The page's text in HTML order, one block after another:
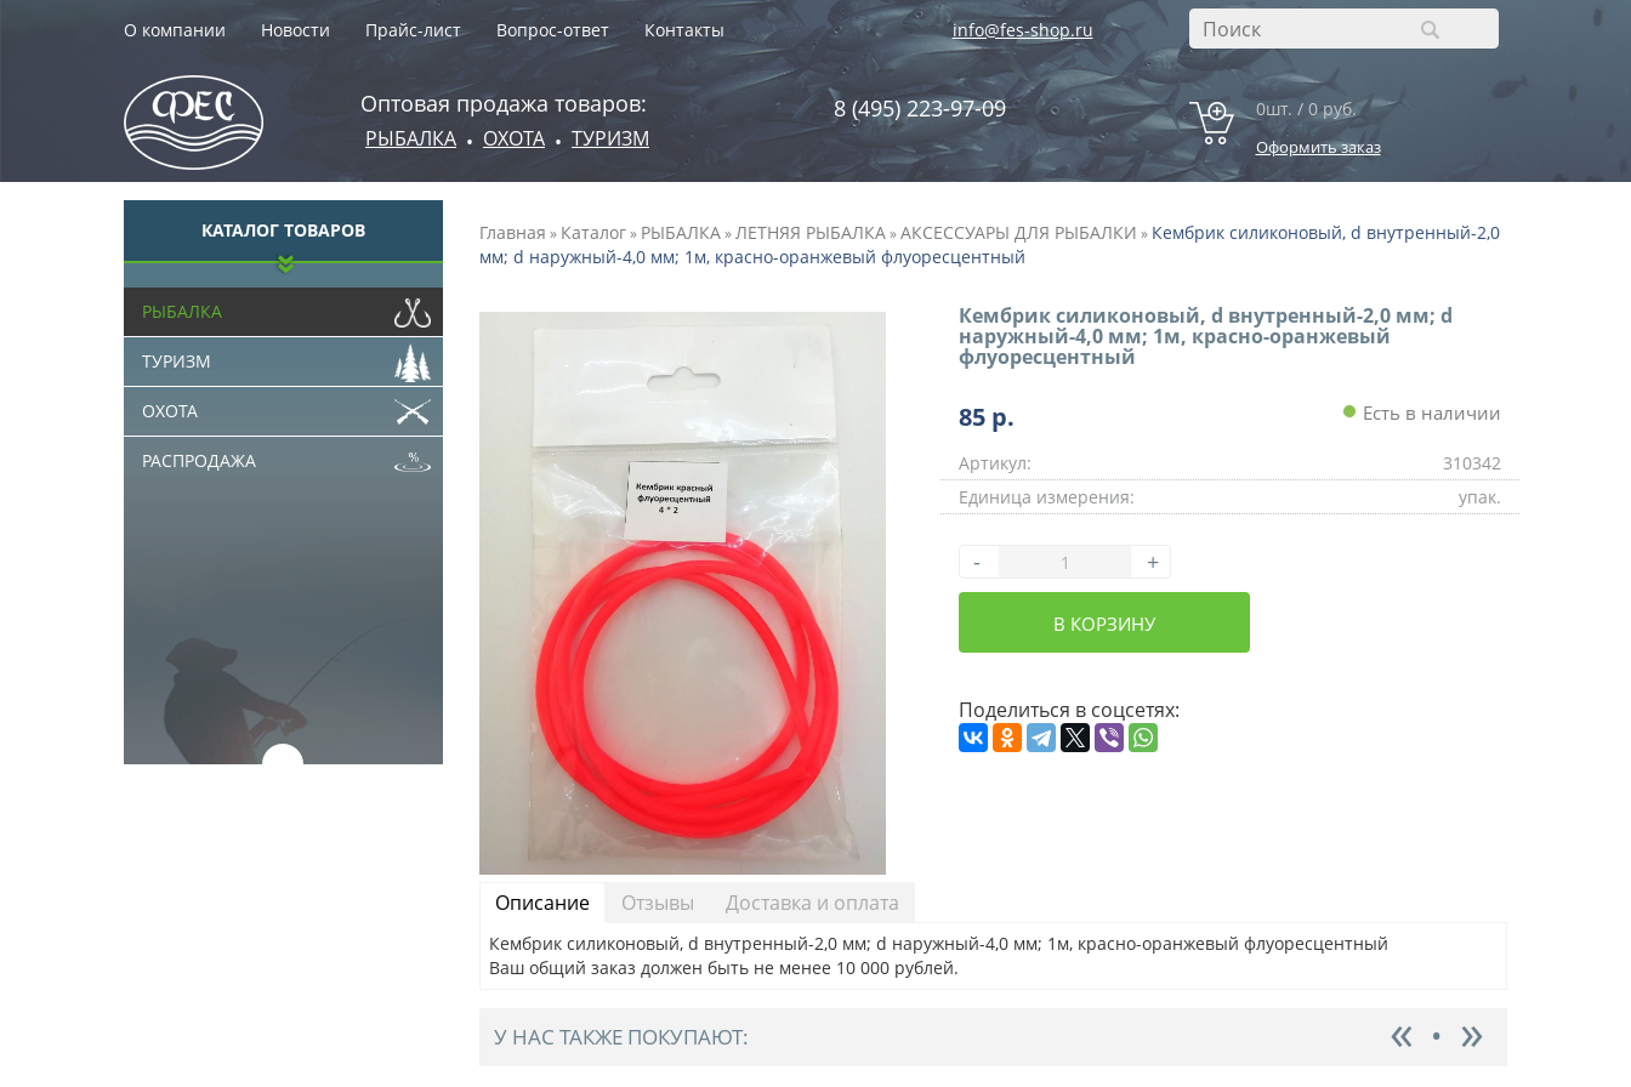
О компании Новости Прайс-лист Вопрос-ответ Контакты info@fes-shop.ru
Оптовая продажа товаров:
РЫБАЛКА • ОХОТА • ТУРИЗМ
8 (495) 223-97-09 0шт. / 0 руб.
Оформить заказ
КАТАЛОГ ТОВАРОВ
РЫБАЛКА
ТУРИЗМ
ОХОТА
РАСПРОДАЖА
Главная » Каталог» РЫБАЛКА»ЛЕТНЯЯ РЫБАЛКА»АКСЕССУАРЫ ДЛЯ РЫБАЛКИ » Кембрик силиконовый, d внутренный-2,0
мм; d наружный-4,0 мм; 1м, красно-оранжевый флуоресцентный
Кембрик силиконовый, d внутренный-2,0 мм; d
наружный-4,0 мм; 1м, красно-оранжевый
флуоресцентный
85 р. Есть в наличии
Артикул:
310342
Единица измерения:
упак.
- +
В КОРЗИНУ
Поделиться в соцсетях:
Описание Отзывы Доставка и оплата
Кембрик силиконовый, d внутренный-2,0 мм; d наружный-4,0 мм; 1м, красно-оранжевый флуоресцентный
Ваш общий заказ должен быть не менее 10 000 рублей.
У НАС ТАКЖЕ ПОКУПАЮТ: